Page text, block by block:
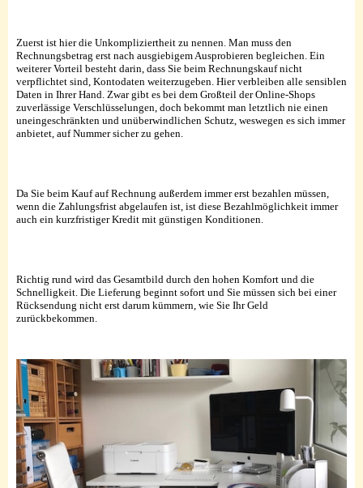
Zuerst ist hier die Unkompliziertheit zu nennen. Man muss den
Rechnungsbetrag erst nach ausgiebigem Ausprobieren begleichen. Ein
weiterer Vorteil besteht darin, dass Sie beim Rechnungskauf nicht
verpflichtet sind, Kontodaten weiterzugeben. Hier verbleiben alle sensiblen
Daten in Ihrer Hand. Zwar gibt es bei dem Großteil der Online-Shops
zuverlässige Verschlüsselungen, doch bekommt man letztlich nie einen
uneingeschränkten und unüberwindlichen Schutz, weswegen es sich immer
anbietet, auf Nummer sicher zu gehen.
Da Sie beim Kauf auf Rechnung außerdem immer erst bezahlen müssen,
wenn die Zahlungsfrist abgelaufen ist, ist diese Bezahlmöglichkeit immer
auch ein kurzfristiger Kredit mit günstigen Konditionen.
Richtig rund wird das Gesamtbild durch den hohen Komfort und die
Schnelligkeit. Die Lieferung beginnt sofort und Sie müssen sich bei einer
Rücksendung nicht erst darum kümmern, wie Sie Ihr Geld
zurückbekommen.